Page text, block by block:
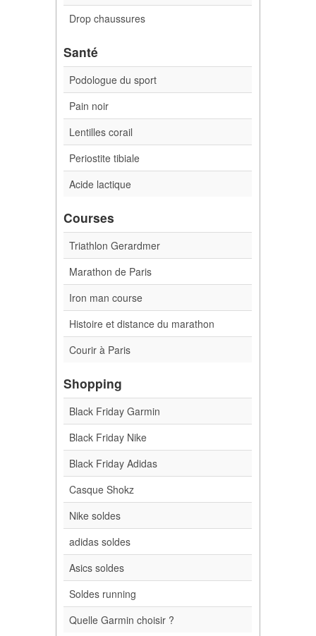
Drop chaussures
Santé
Podologue du sport
Pain noir
Lentilles corail
Periostite tibiale
Acide lactique
Courses
Triathlon Gerardmer
Marathon de Paris
Iron man course
Histoire et distance du marathon
Courir à Paris
Shopping
Black Friday Garmin
Black Friday Nike
Black Friday Adidas
Casque Shokz
Nike soldes
adidas soldes
Asics soldes
Soldes running
Quelle Garmin choisir ?